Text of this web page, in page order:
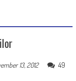
13, 2012
49